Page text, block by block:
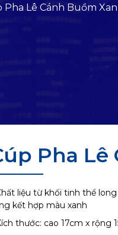
Pha Lê Cánh Buồm
Pha Lê
liệu từ khối tinh thể
kết hợp màu xanh
thước: cao 17cm x rộng